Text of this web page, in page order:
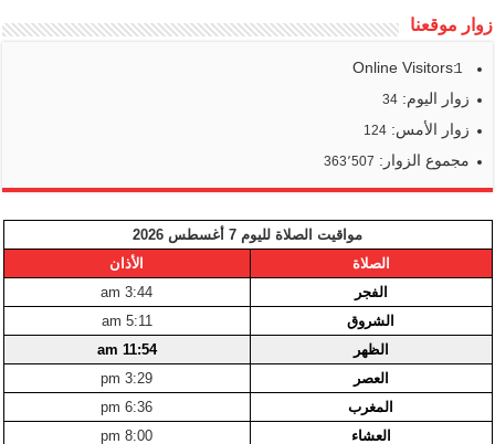
زوار موقعنا
Online Visitors:
1
زوار اليوم:34
زوار الأمس:124
مجموع الزوار: 363٬507
مواقيت الصلاة لليوم 7 أغسطس 2026
الصلاة
الأذان
الفجر
3:44 am
الشروق
5:11 am
الظهر
11:54 am
العصر
3:29 pm
المغرب
6:36 pm
العشاء
8:00 pm